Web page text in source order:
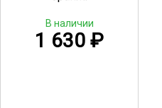
1 630₽
В наличии